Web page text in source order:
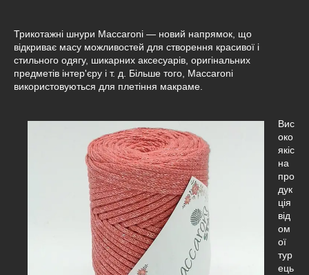
Трикотажні шнури Maccaroni — новий напрямок, що
відкриває масу можливостей для створення красивої і
стильного одягу, шикарних аксесуарів, оригінальних
предметів інтер'єру і т. д. Більше того, Maccaroni
використовуються для плетіння макраме.
Вис
око
якіс
на
про
дук
ція
від
ом
ої
тур
ець